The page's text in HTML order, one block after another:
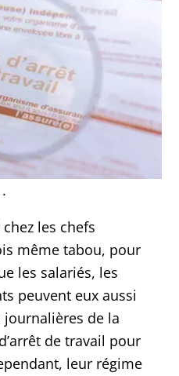
.
les chefs
même tabou, pour
les salariés, les
peuvent eux aussi
journalières de la
de travail pour
leur régime